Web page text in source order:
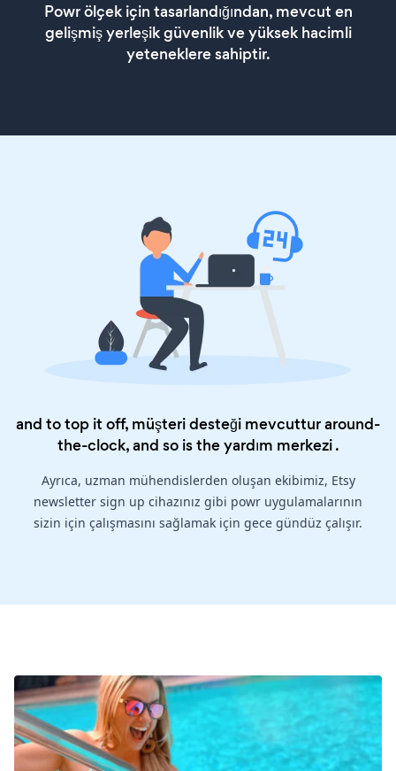
Powr ölçek için tasarlandığından, mevcut en
gelişmiş yerleşik güvenlik ve yüksek hacimli
yeteneklere sahiptir.
and to top it off, müşteri desteği mevcuttur around-
the-clock, and so is theyardım merkezi.
Ayrıca, uzman mühendislerden oluşan ekibimiz, Etsy
newsletter sign up cihazınız gibi powr uygulamalarının
sizin için çalışmasını sağlamak için gece gündüz çalışır.